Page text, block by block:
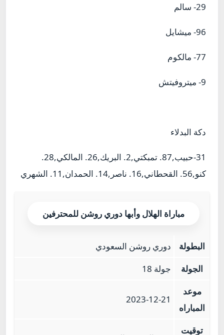
29- سالم
96- ميشايل
77- مالكوم
9- ميتروفيتش
دكة البدلاء
31-حبيب,87. تمبكتي,2. البريك,26. المالكي,28.
كنو,56. القحطاني,16. ناصر,14. الحمدان,11. الشهري
مباراة الهلال وأبها دوري روشن للمحترفين
البطولة
دوري روشن السعودي
الجولة
جولة 18
موعد
المباراه
2023-12-21
توقيت